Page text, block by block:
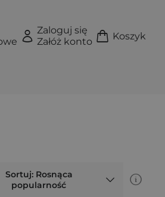
Zaloguj się
Załóż konto
Koszyk
Sortuj: Rosnąca
popularność